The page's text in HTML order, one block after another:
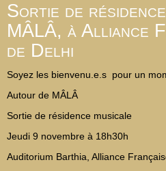
Sortie de
MÂLÂ, à Alliance
de Delhi
Soyez les bienvenu.e.s pour un
Autour de MÂLÂ
Sortie de résidence musicale
Jeudi 9 novembre à 18h30h
Auditorium Barthia, Alliance